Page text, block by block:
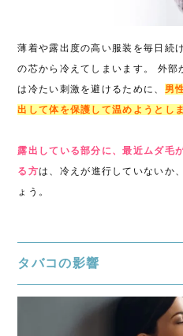
薄着や露出度の高い服装を毎日続
の芯から冷えてしまいます。 外部
は冷たい刺激を避けるために、
男
出して体を保護して温めようとし
露出している部分に、最近ムダ毛
る方は、冷えが進行していないか
ょう。
タバコの影響